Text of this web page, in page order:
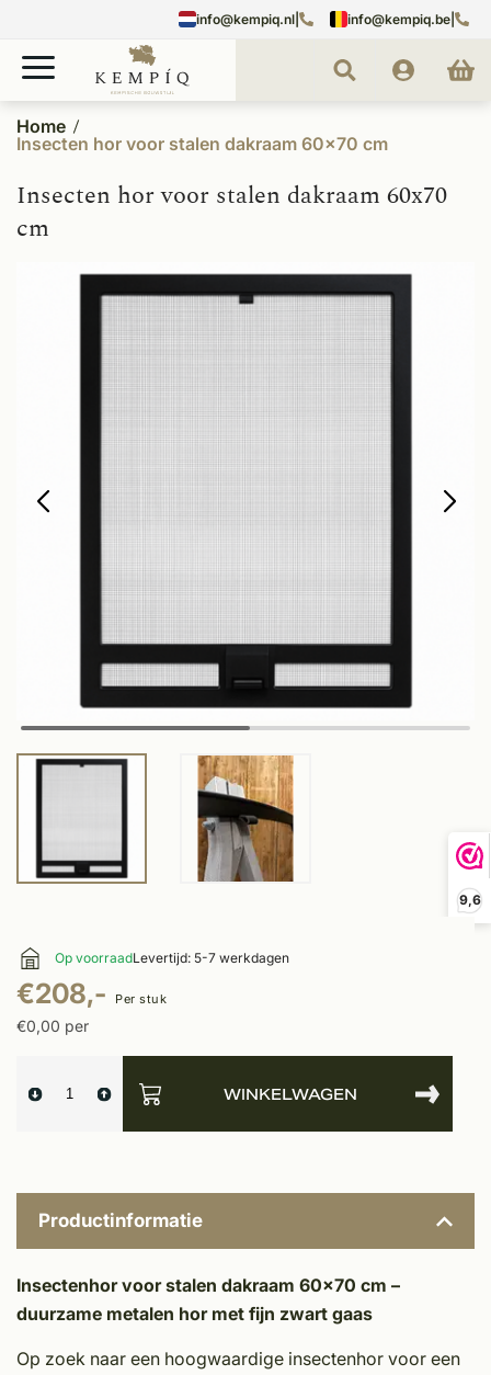
9,6
info@kempiq.nl info@kempiq.be
Home
Insecten hor voor stalen dakraam 60x70 cm
Insecten hor voor stalen dakraam 60x70
cm
Op voorraadLevertijd: 5-7 werkdagen
€208,- Per stuk
€0,00 per
WINKELWAGEN
Productinformatie
Insectenhor voor stalen dakraam 60x70 cm –
duurzame metalen hor met fijn zwart gaas
Op zoek naar een hoogwaardige insectenhor voor een